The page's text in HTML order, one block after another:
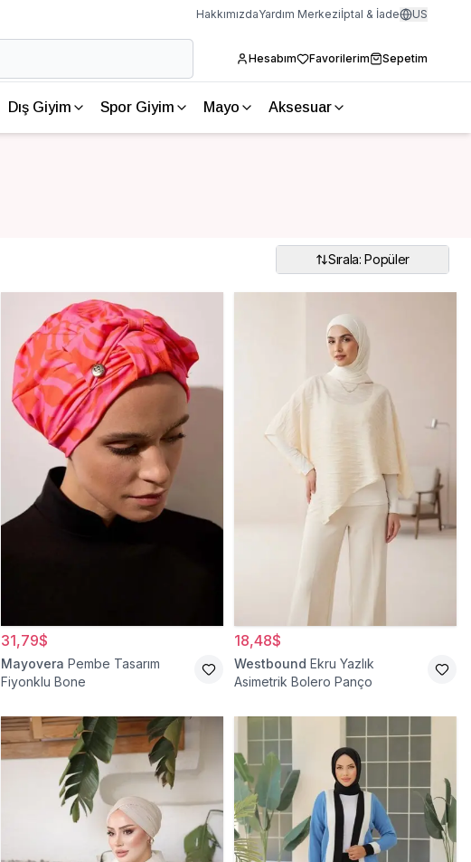
HakkımızdaYardım Merkeziİptal & İade US
Hesabım Favorilerim Sepetim
Dış Giyim Spor Giyim Mayo Aksesuar
Sırala: Popüler
31,79$
Mayovera Pembe Tasarım
Fiyonklu Bone
18,48$
Westbound Ekru Yazlık
Asimetrik Bolero Panço